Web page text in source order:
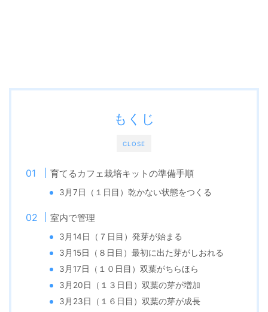
CLOSE
もくじ
育てるカフェ栽培キットの準備手順
3月7日（１日目）乾かない状態をつくる
室内で管理
3月14日（７日目）発芽が始まる
3月15日（８日目）最初に出た芽がしおれる
3月17日（１０日目）双葉がちらほら
3月20日（１３日目）双葉の芽が増加
3月23日（１６日目）双葉の芽が成長